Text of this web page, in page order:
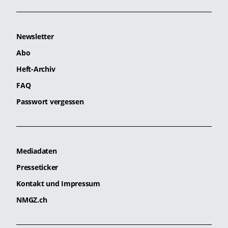
Newsletter
Abo
Heft-Archiv
FAQ
Passwort vergessen
Mediadaten
Presseticker
Kontakt und Impressum
NMGZ.ch